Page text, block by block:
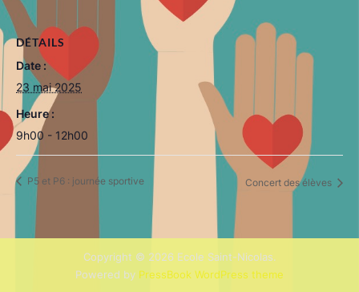
DÉTAILS
Date :
23 mai 2025
Heure :
9h00 - 12h00
P5 et P6 : journée sportive Concert des élèves
Copyright © 2026 Ecole Saint-Nicolas.
Powered by PressBook WordPress theme